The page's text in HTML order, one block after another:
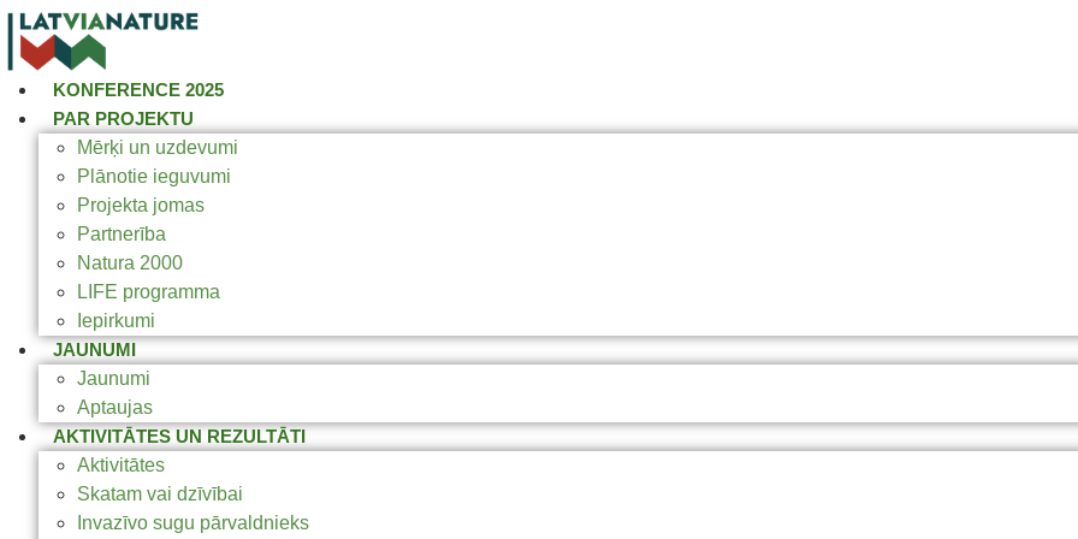
KONFERENCE 2025
PAR PROJEKTU
Mērķi un uzdevumi
Plānotie ieguvumi
Projekta jomas
Partnerība
Natura 2000
LIFE programma
Iepirkumi
JAUNUMI
Jaunumi
Aptaujas
AKTIVITĀTES UN REZULTĀTI
Aktivitātes
Skatam vai dzīvībai
Invazīvo sugu pārvaldnieks